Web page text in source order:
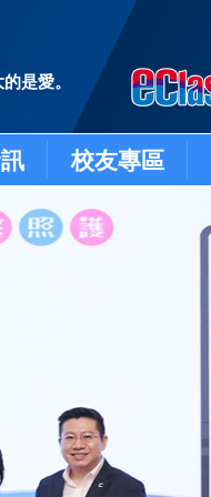
是愛。
校友專區